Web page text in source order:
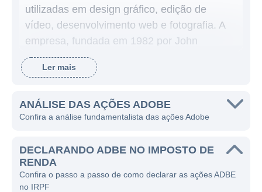
utilizadas em design gráfico, edição de
vídeo, desenvolvimento web e fotografia. A
empresa, fundada em 1982 por John
Warnock e Charles Geschke, veio ao mundo
para revolucionar a forma como as pessoas
digital. Desde seu surgimento, a Adobe
tornou-se um nome central na tecnologia de
inovação em aplicativos que ajudam
empresas e indivíduos a se expressar de
maneira criativa.
Ler mais
ANÁLISE DAS AÇÕES ADOBE
Confira a análise fundamentalista das ações Adobe
DECLARANDO ADBE NO IMPOSTO DE
RENDA
Confira o passo a passo de como declarar as ações ADBE
no IRPF